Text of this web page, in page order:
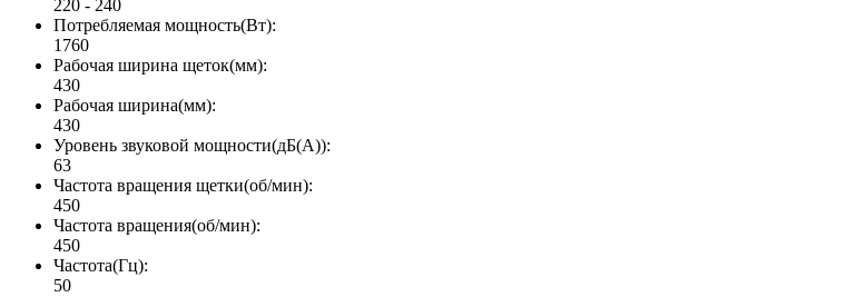
220 - 240
Потребляемая мощность(Вт):
1760
Рабочая ширина щеток(мм):
430
Рабочая ширина(мм):
430
Уровень звуковой мощности(дБ(А)):
63
Частота вращения щетки(об/мин):
450
Частота вращения(об/мин):
450
Частота(Гц):
50